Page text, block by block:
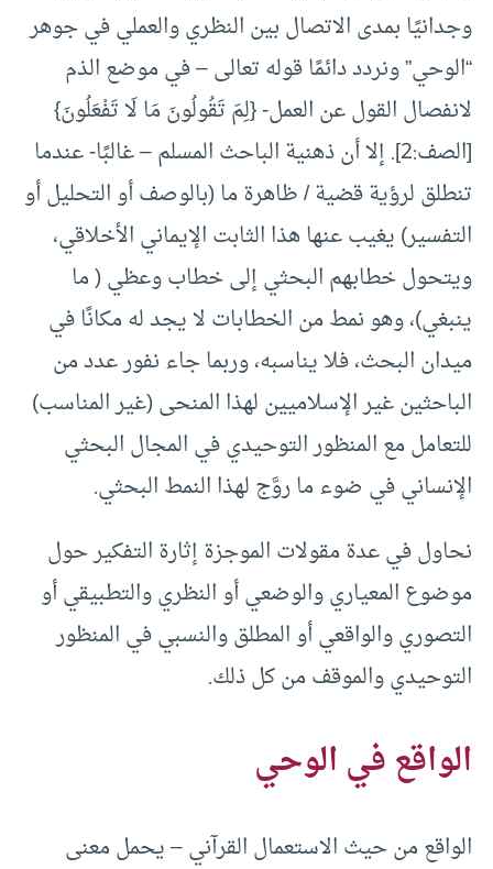
وجدانيًا بمدى الاتصال بين النظري والعملي في جوهر
“الوحي” ونردد دائمًا قوله تعالى – في موضع الذم
لانفصال القول عن العمل- {لِمَ تَقُولُونَ مَا لَا تَفْعَلُونَ}
[الصف:2]. إلا أن ذهنية الباحث المسلم – غالبًا- عندما
تنطلق لرؤية قضية / ظاهرة ما (بالوصف أو التحليل أو
التفسير) يغيب عنها هذا الثابت الإيماني الأخلاقي،
ويتحول خطابهم البحثي إلى خطاب وعظي ( ما
ينبغي)، وهو نمط من الخطابات لا يجد له مكانًا في
ميدان البحث، فلا يناسبه، وربما جاء نفور عدد من
الباحثين غير الإسلاميين لهذا المنحى (غير المناسب)
للتعامل مع المنظور التوحيدي في المجال البحثي
الإنساني في ضوء ما روَّج لهذا النمط البحثي.
نحاول في عدة مقولات الموجزة إثارة التفكير حول
موضوع المعياري والوضعي أو النظري والتطبيقي أو
التصوري والواقعي أو المطلق والنسبي في المنظور
التوحيدي والموقف من كل ذلك.
الواقع في الوحي
الواقع من حيث الاستعمال القرآني – يحمل معنى